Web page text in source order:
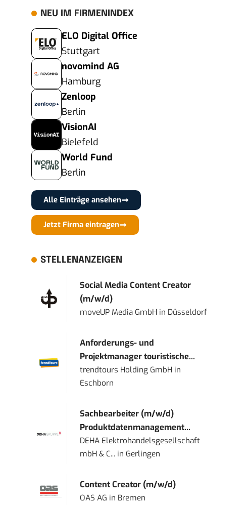
NEU IM FIRMENINDEX
ELO Digital Office
Stuttgart
novomind AG
Hamburg
Zenloop
Berlin
VisionAI
Bielefeld
World Fund
Berlin
Alle Einträge ansehen
Jetzt Firma eintragen
STELLENANZEIGEN
Social Media Content Creator
(m/w/d)
moveUP Media GmbH in Düsseldorf
Anforderungs- und
Projektmanager touristische...
trendtours Holding GmbH in
Eschborn
Sachbearbeiter (m/w/d)
Produktdatenmanagement...
DEHA Elektrohandelsgesellschaft
mbH & C... in Gerlingen
Content Creator (m/w/d)
OAS AG in Bremen